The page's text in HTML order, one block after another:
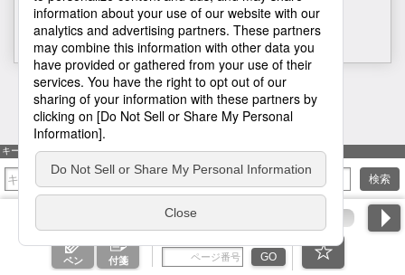
H1
キーワード検索
検索
ペン 付箋 GO